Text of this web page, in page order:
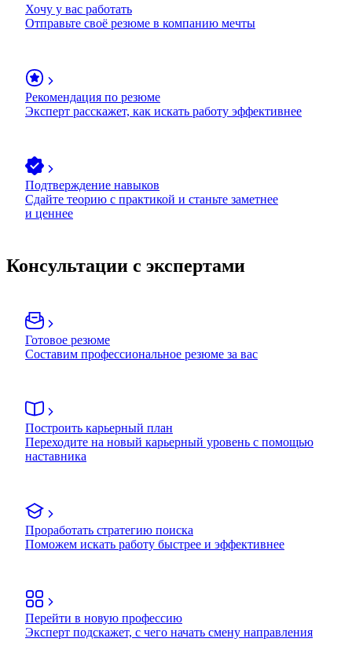
Хочу у вас работать
Отправьте своё резюме в компанию мечты
Рекомендация по резюме
Эксперт расскажет, как искать работу эффективнее
Подтверждение навыков
Сдайте теорию с практикой и станьте заметнее
и ценнее
Консультации с экспертами
Готовое резюме
Составим профессиональное резюме за вас
Построить карьерный план
Переходите на новый карьерный уровень с помощью
наставника
Проработать стратегию поиска
Поможем искать работу быстрее и эффективнее
Перейти в новую профессию
Эксперт подскажет, с чего начать смену направления